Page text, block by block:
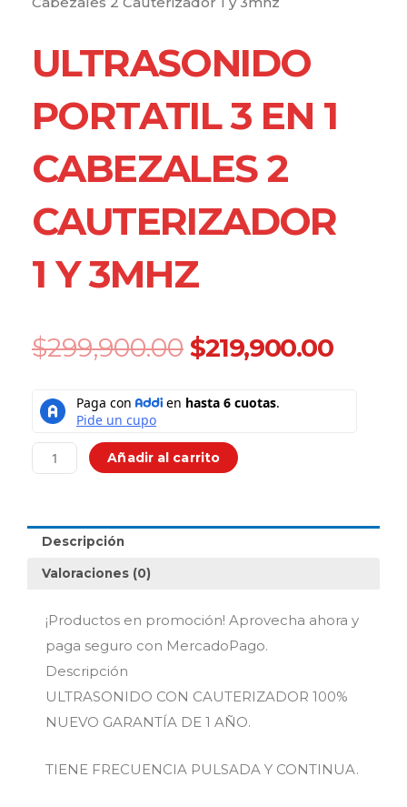
ULTRASONIDO
PORTATIL 3 EN 1
CABEZALES 2
CAUTERIZADOR
1 Y 3MHZ
$299,900.00 Original
price
$299,900.00.
$219,900.00
Portatil
En
1
Cauterizador
Añadir al carrito
Descripción
Valoraciones (0)
¡Productos en promoción! Aprovecha ahora y
paga seguro con MercadoPago.
Descripción
ULTRASONIDO CON CAUTERIZADOR 100%
NUEVO GARANTÍA DE 1 AÑO.
TIENE FRECUENCIA PULSADA Y CONTINUA.